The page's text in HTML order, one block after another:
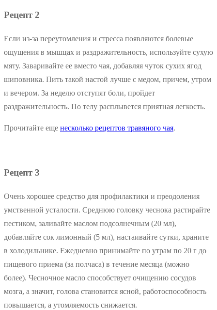
Рецепт 2
Если из-за переутомления и стресса появляются болевые
ощущения в мышцах и раздражительность, используйте сухую
мяту. Заваривайте ее вместо чая, добавляя чуток сухих ягод
шиповника. Пить такой настой лучше с медом, причем, утром
и вечером. За неделю отступят боли, пройдет
раздражительность. По телу расплывется приятная легкость.
Прочитайте еще несколько рецептов травяного чая.
Рецепт 3
Очень хорошее средство для профилактики и преодоления
умственной усталости. Среднюю головку чеснока растирайте
пестиком, заливайте маслом подсолнечным (20 мл),
добавляйте сок лимонный (5 мл), настаивайте сутки, храните
в холодильнике. Ежедневно принимайте по утрам по 20 г до
пищевого приема (за полчаса) в течение месяца (можно
более). Чесночное масло способствует очищению сосудов
мозга, а значит, голова становится ясной, работоспособность
повышается, а утомляемость снижается.